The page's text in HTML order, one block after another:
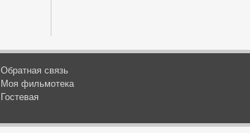
Обратная связь
Моя фильмотека
Гостевая